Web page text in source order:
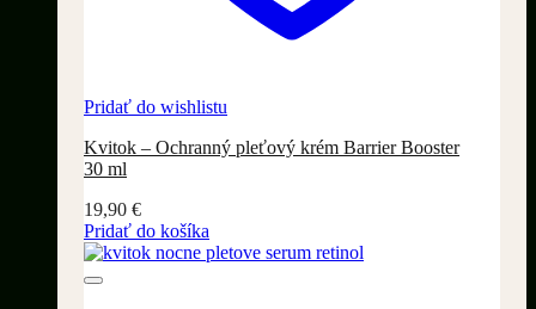
Pridať do wishlistu
Kvitok – Ochranný pleťový krém Barrier Booster
30 ml
19,90 €
Pridať do košíka